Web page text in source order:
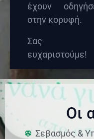
έχουν
στην κορυφή.
Σας
ευχαριστούμε!
Οι
Σεβασμός &